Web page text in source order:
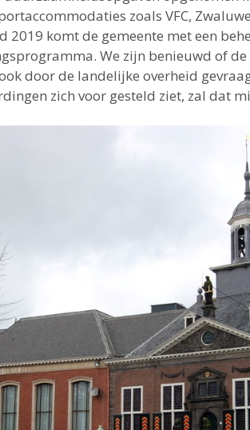
zoals VFC,
2019 komt de gemeente met een
We zijn benieuwd of de
door de landelijke overheid
zich voor gesteld ziet, zal dat